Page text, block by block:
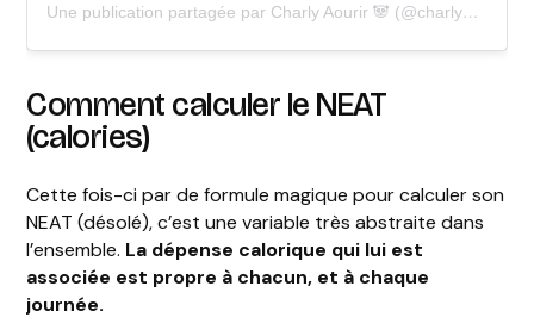
Une publication partagée par Charly Aourir 🐼 (@charly_evt)
Comment calculer le NEAT
(calories)
Cette fois-ci par de formule magique pour calculer son
NEAT (désolé), c’est une variable très abstraite dans
l’ensemble. La dépense calorique qui lui est
associée est propre à chacun, et à chaque
journée.